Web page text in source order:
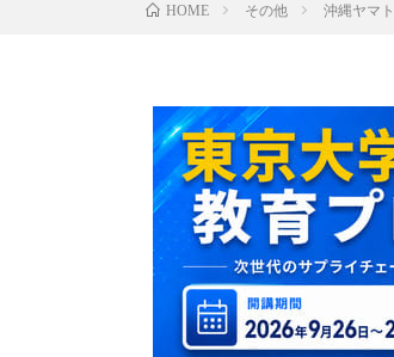
HOME その他 沖縄ヤマ